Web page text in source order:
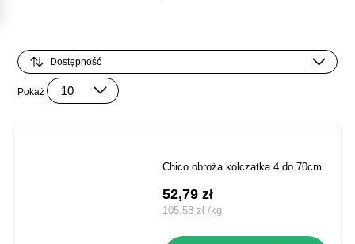
Pokaż
chico obroża kolczatka 4 do 70cm
52,79zł
105,58zł /kg